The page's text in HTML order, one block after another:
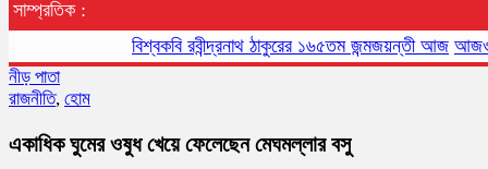
সাম্প্রতিক :
বিশ্বকবি রবীন্দ্রনাথ ঠাকুরের ১৬৫তম জন্মজয়ন্তী আজ আজও
নীড় পাতা
রাজনীতি, হোম
একাধিক ঘুমের ওষুধ খেয়ে ফেলেছেন মেঘমল্লার বসু